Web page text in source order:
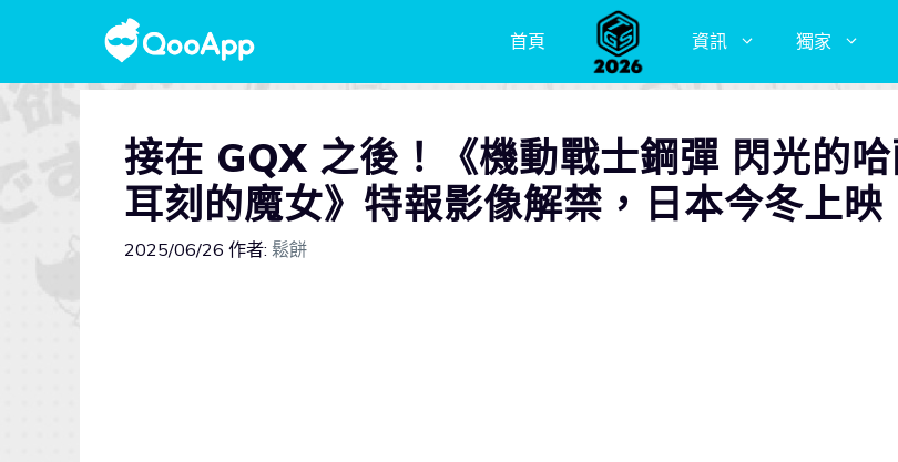
首頁 資訊 獨家
接在 GQX 之後！《機動戰士鋼彈 閃光的
耳刻的魔女》特報影像解禁，日本今冬上映
2025/06/26 作者: 鬆餅